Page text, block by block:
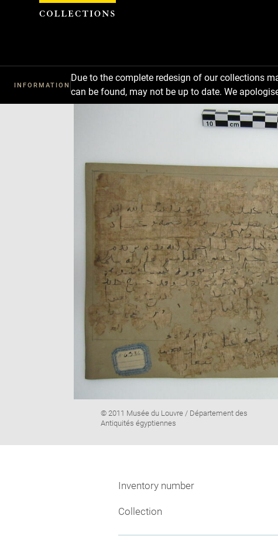
INFORMATION
Due to the complete redesign of our collections
can be found, may not be up to date. We
Image
caption:
© 2011 Musée du Louvre / Département des
Antiquités égyptiennes
Inventory number
Collection
Cookies management panel